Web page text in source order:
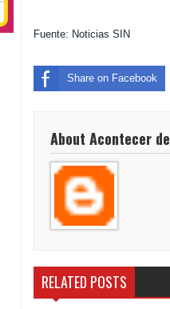
Fuente: Noticias SIN
Share on Facebook
About Acontecer
RELATED POSTS